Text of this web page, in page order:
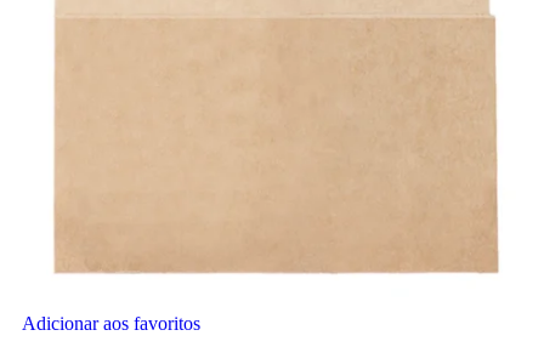
Adicionar aos favoritos